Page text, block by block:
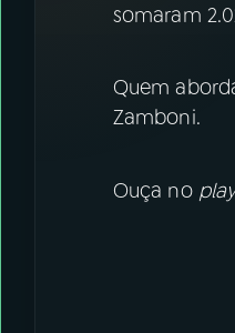
ACOMPANHE A RÁDIO
Instagram
somaram
Quem
Zamboni.
Ouça no